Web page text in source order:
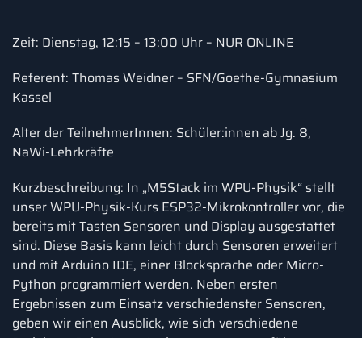
Zeit: Dienstag, 12:15 – 13:00 Uhr – NUR ONLINE
Referent: Thomas Weidner – SFN/Goethe-Gymnasium
Kassel
Alter der TeilnehmerInnen: Schüler:innen ab Jg. 8,
NaWi-Lehrkräfte
Kurzbeschreibung: In „M5Stack im WPU-Physik“ stellt
unser WPU-Physik-Kurs ESP32-Mikrokontroller vor, die
bereits mit Tasten Sensoren und Display ausgestattet
sind. Diese Basis kann leicht durch Sensoren erweitert
und mit Arduino IDE, einer Blocksprache oder Micro-
Python programmiert werden. Neben ersten
Ergebnissen zum Einsatz verschiedenster Sensoren,
geben wir einen Ausblick, wie sich verschiedene